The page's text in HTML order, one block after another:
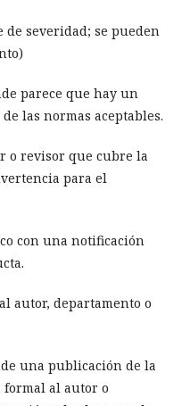
de severidad; se pueden
parece que hay un
las normas aceptables.
o revisor que cubre la
para el
con una notificación
autor, departamento o
una publicación de la
al autor o